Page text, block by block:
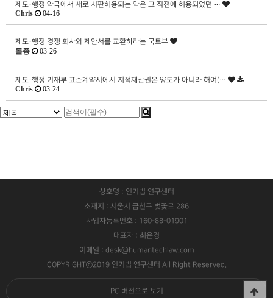
제도·행정 약국에서 새로 시판허용되는 약은 그 직전에 허용되었던 …
Chris 04-16
제도·행정 경쟁 회사와 제안서를 교환하라는 국토부
돌종 03-26
제도·행정 기재부 표준계약서에서 지적재산권은 양도가 아니라 허여(…
Chris 03-24
상호명 : 인기법 연구센터
소재지 : 서울시 금천구 벚꽃로 286
사업자등록번호 : 160-88-01901
대표자 : 최윤경
이메일 : desk@humantechlaw.com
COPYRIGHTⓒ2019 인기법 연구센터 All Right Reserved.
PC 버전으로 보기